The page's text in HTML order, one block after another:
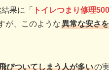
果に「
トイレつまり修理
が、このような異常な安さ
びついてしまう人が多いの